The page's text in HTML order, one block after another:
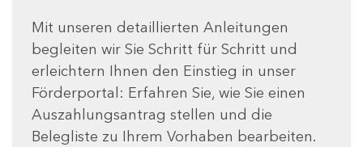
Mit unseren detaillierten Anleitungen
begleiten wir Sie Schritt für Schritt und
erleichtern Ihnen den Einstieg in unser
Förderportal: Erfahren Sie, wie Sie einen
Auszahlungsantrag stellen und die
Belegliste zu Ihrem Vorhaben bearbeiten.